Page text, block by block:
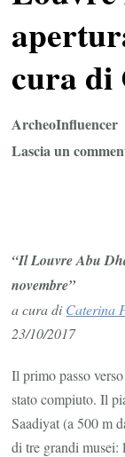
cura di
ArcheoInfluencer
Lascia un
“Il Louvre Abu
novembre”
a cura diCaterina
23/10/2017
Il primo passo
stato compiuto. Il
Saadiyat (a 500 m
di tre grandi